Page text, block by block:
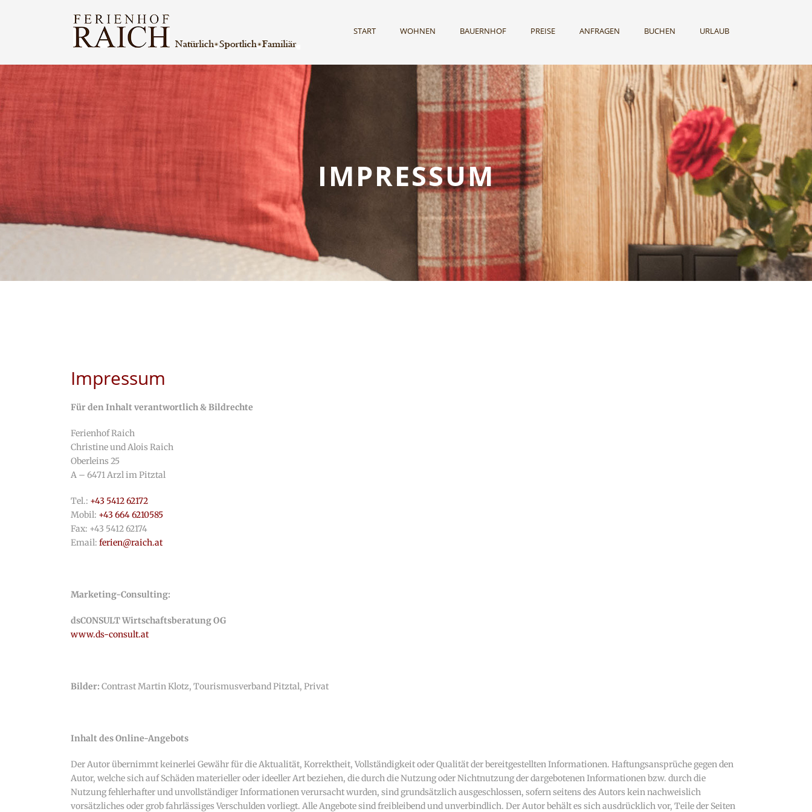
START WOHNEN BAUERNHOF PREISE ANFRAGEN BUCHEN URLAUB
IMPRESSUM
Impressum
Für den Inhalt verantwortlich &Bildrechte
Ferienhof Raich
Christine und Alois Raich
Oberleins 25
A – 6471 Arzl im Pitztal
Tel.: +43 5412 62172
Mobil: +43 664 6210585
Fax: +43 5412 62174
Email: ferien@raich.at
Marketing-Consulting:
dsCONSULT Wirtschaftsberatung OG
www.ds-consult.at
Bilder: Contrast Martin Klotz, Tourismusverband Pitztal, Privat
Inhalt des Online-Angebots
Der Autor übernimmt keinerlei Gewähr für die Aktualität, Korrektheit, Vollständigkeit oder Qualität der bereitgestellten Informationen. Haftungsansprüche gegen den
Autor, welche sich auf Schäden materieller oder ideeller Art beziehen, die durch die Nutzung oder Nichtnutzung der dargebotenen Informationen bzw. durch die
Nutzung fehlerhafter und unvollständiger Informationen verursacht wurden, sind grundsätzlich ausgeschlossen, sofern seitens des Autors kein nachweislich
vorsätzliches oder grob fahrlässiges Verschulden vorliegt. Alle Angebote sind freibleibend und unverbindlich. Der Autor behält es sich ausdrücklich vor, Teile der Seiten